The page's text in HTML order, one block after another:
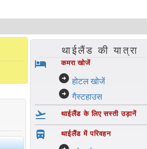
थाईलैंड की यात्रा
hotel कमरा खोजें
arrow_circle_right होटल खोजें
arrow_circle_right गैस्टहाउस
flight_takeoff थाईलैंड के लिए सस्ती उड़ानें
directions_bus_filled थाईलैंड में परिवहन